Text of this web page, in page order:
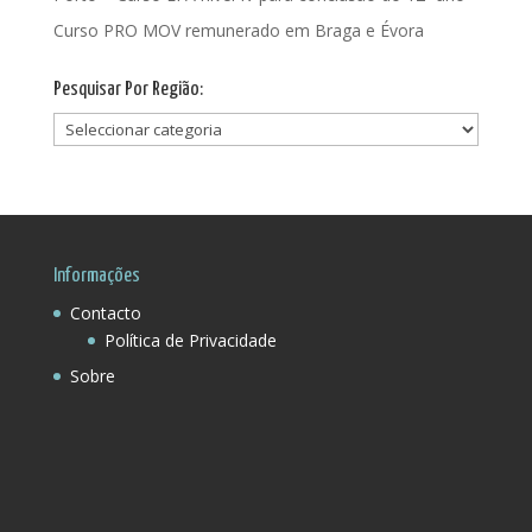
Curso PRO MOV remunerado em Braga e Évora
Pesquisar Por Região:
Pesquisar
Por
Informações
Contacto
Política de Privacidade
Sobre